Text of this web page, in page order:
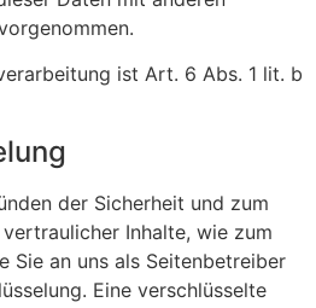
ist Art. 6 Abs. 1 lit. b
der Sicherheit und zum
Inhalte, wie zum
Sie an uns als Seitenbetreiber
Eine verschlüsselte